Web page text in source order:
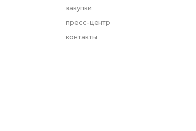
закупки
пресс-центр
контакты